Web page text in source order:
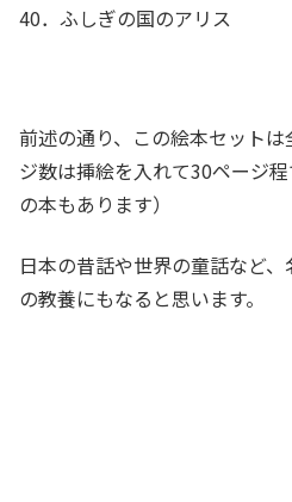
40．ふしぎの国のアリス
前述の通り、この絵本セット
ジ数は挿絵を入れて30ページ
の本もあります）
日本の昔話や世界の童話など
の教養にもなると思います。